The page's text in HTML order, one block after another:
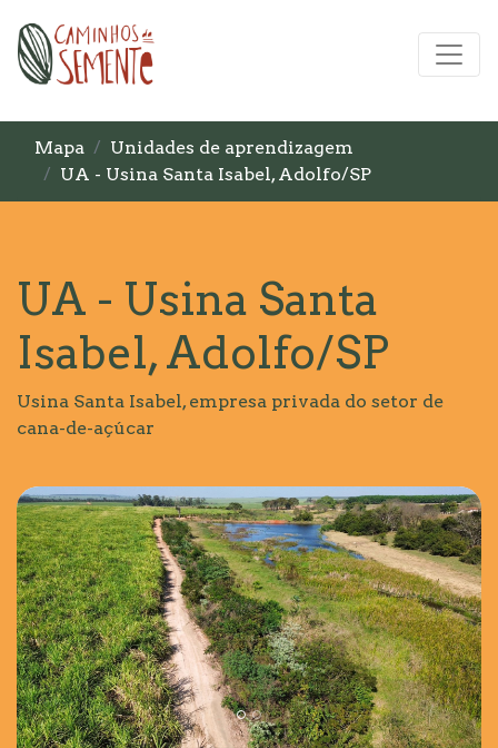
Mapa
Unidades de aprendizagem
UA - Usina Santa Isabel, Adolfo/SP
UA - Usina Santa
Isabel, Adolfo/SP
Usina Santa Isabel, empresa privada do setor de
cana-de-açúcar